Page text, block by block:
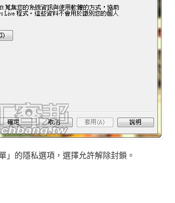
的隱私選項，選擇允許解除封鎖。